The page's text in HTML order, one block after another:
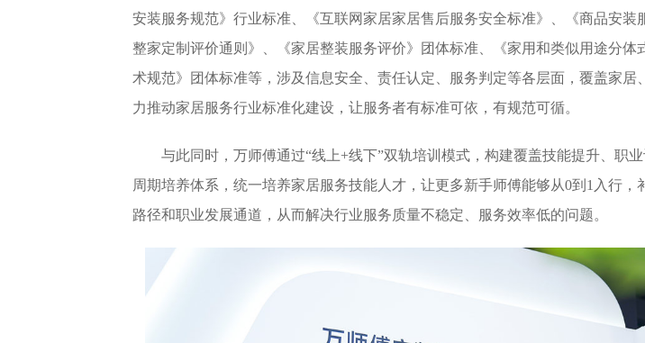
安装服务规范》行业标准、《互联网家居家居售后服务安全标准》、《商品安装
整家定制评价通则》、《家居整装服务评价》团体标准、《家用和类似用途分体
术规范》团体标准等，涉及信息安全、责任认定、服务判定等各层面，覆盖家居
力推动家居服务行业标准化建设，让服务者有标准可依，有规范可循。
与此同时，万师傅通过“线上+线下”双轨培训模式，构建覆盖技能提升、职
周期培养体系，统一培养家居服务技能人才，让更多新手师傅能够从0到1入行，
路径和职业发展通道，从而解决行业服务质量不稳定、服务效率低的问题。